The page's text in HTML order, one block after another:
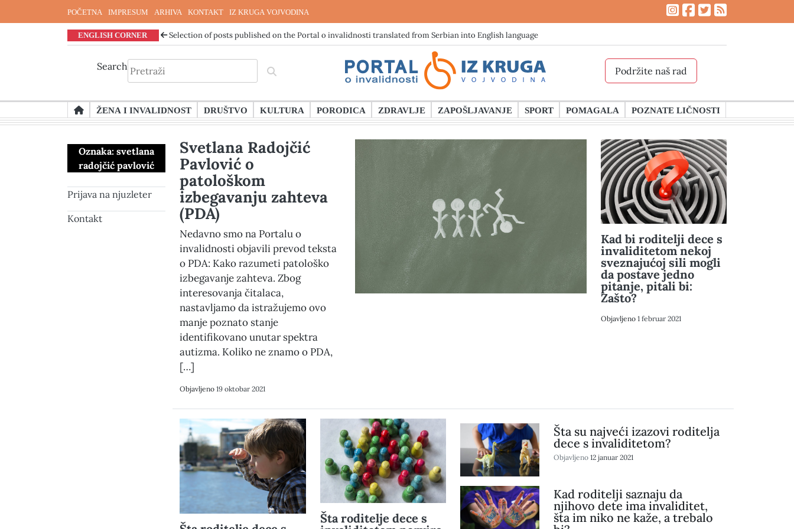
POČETNA IMPRESUM ARHIVA KONTAKT IZ KRUGA VOJVODINA
ENGLISH CORNER Selection of posts published on the Portal o invalidnosti translated from Serbian into English language
Search Podržite naš rad
to
content
ŽENA I INVALIDNOST DRUŠTVO KULTURA PORODICA ZDRAVLJE ZAPOŠLJAVANJE SPORT POMAGALA POZNATE LIČNOSTI
Oznaka: svetlana
radojčić pavlović
Prijava na njuzleter
Kontakt
Svetlana Radojčić
Pavlović o
patološkom
izbegavanju zahteva
(PDA)
Nedavno smo na Portalu o
invalidnosti objavili prevod teksta
o PDA: Kako razumeti patološko
izbegavanje zahteva. Zbog
interesovanja čitalaca,
nastavljamo da istražujemo ovo
manje poznato stanje
identifikovano unutar spektra
autizma. Koliko ne znamo o PDA,
[…]
Objavljeno 19 oktobar 2021
Kad bi roditelji dece s
invaliditetom nekoj
sveznajućoj sili mogli
da postave jedno
pitanje, pitali bi:
Zašto?
Objavljeno 1 februar 2021
​Šta roditelje dece s
Šta su najveći izazovi roditelja
dece s invaliditetom?
Objavljeno12 januar 2021
Kad roditelji saznaju da
njihovo dete ima invaliditet,
šta im niko ne kaže, a trebalo